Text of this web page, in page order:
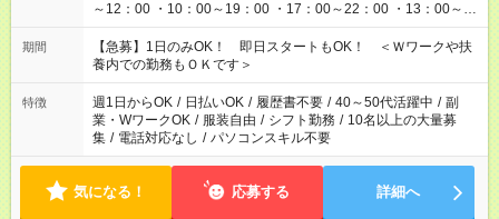
～12：00 ・10：00～19：00 ・17：00～22：00 ・13：00～
22：00 ・22：00～翌6：00 など
期間
【急募】1日のみOK！ 即日スタートもOK！ ＜Ｗワークや扶
養内での勤務もＯＫです＞
特徴 週1日からOK / 日払いOK / 履歴書不要 / 40～50代活躍中 / 副
業・WワークOK / 服装自由 / シフト勤務 / 10名以上の大量募
集 / 電話対応なし / パソコンスキル不要
気になる！ 応募する 詳細へ